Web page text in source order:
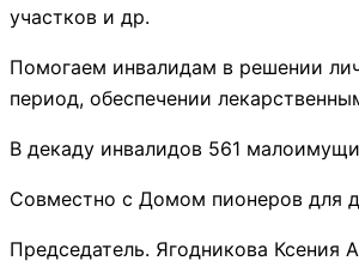
участков и др.
Помогаем инвалидам в решении
период, обеспечении
В декаду инвалидов 561
Совместно с Домом пионеров для
Председатель. Ягодникова Ксения